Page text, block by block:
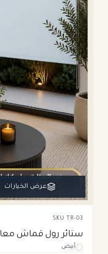
عرض الخيارات
SKU TR-03
ستائر رول قماش
أبيض